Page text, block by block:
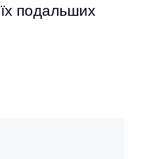
подальших